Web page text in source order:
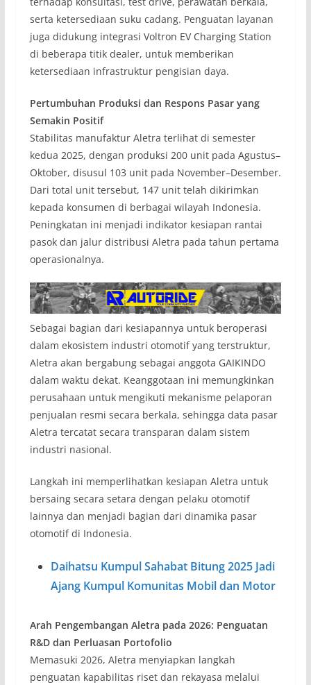
serta ketersediaan suku cadang. Penguatan layanan
juga didukung integrasi Voltron EV Charging Station
di beberapa titik dealer, untuk memberikan
ketersediaan infrastruktur pengisian daya.
Pertumbuhan Produksi dan Respons Pasar yang
Semakin Positif
Stabilitas manufaktur Aletra terlihat di semester
kedua 2025, dengan produksi 200 unit pada Agustus–
Oktober, disusul 103 unit pada November–Desember.
Dari total unit tersebut, 147 unit telah dikirimkan
kepada konsumen di berbagai wilayah Indonesia.
Peningkatan ini menjadi indikator kesiapan rantai
pasok dan jalur distribusi Aletra pada tahun pertama
operasionalnya.
Sebagai bagian dari kesiapannya untuk beroperasi
dalam ekosistem industri otomotif yang terstruktur,
Aletra akan bergabung sebagai anggota GAIKINDO
dalam waktu dekat. Keanggotaan ini memungkinkan
perusahaan untuk mengikuti mekanisme pelaporan
penjualan resmi secara berkala, sehingga data pasar
Aletra tercatat secara transparan dalam sistem
industri nasional.
Langkah ini memperlihatkan kesiapan Aletra untuk
bersaing secara setara dengan pelaku otomotif
lainnya dan menjadi bagian dari dinamika pasar
otomotif di Indonesia.
Daihatsu Kumpul Sahabat Bitung 2025 Jadi
Ajang Kumpul Komunitas Mobil dan Motor
Arah Pengembangan Aletra pada 2026: Penguatan
R&D dan Perluasan Portofolio
Memasuki 2026, Aletra menyiapkan langkah
penguatan kapabilitas riset dan rekayasa melalui